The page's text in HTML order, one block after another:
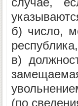
б) число,
в)
(по